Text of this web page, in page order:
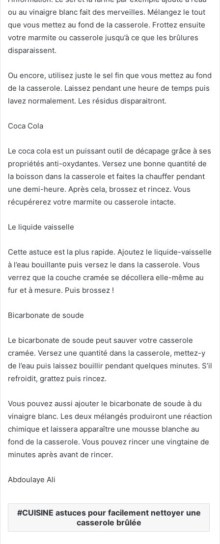
ou au vinaigre blanc fait des merveilles. Mélangez le tout
que vous mettez au fond de la casserole. Frottez ensuite
votre marmite ou casserole jusqu’à ce que les brûlures
disparaissent.
Ou encore, utilisez juste le sel fin que vous mettez au fond
de la casserole. Laissez pendant une heure de temps puis
lavez normalement. Les résidus disparaitront.
Coca Cola
Le coca cola est un puissant outil de décapage grâce à ses
propriétés anti-oxydantes. Versez une bonne quantité de
la boisson dans la casserole et faites la chauffer pendant
une demi-heure. Après cela, brossez et rincez. Vous
récupérerez votre marmite ou casserole intacte.
Le liquide vaisselle
Cette astuce est la plus rapide. Ajoutez le liquide-vaisselle
à l’eau bouillante puis versez le dans la casserole. Vous
verrez que la couche cramée se décollera elle-même au
fur et à mesure. Puis brossez !
Bicarbonate de soude
Le bicarbonate de soude peut sauver votre casserole
cramée. Versez une quantité dans la casserole, mettez-y
de l’eau puis laissez bouillir pendant quelques minutes. S’il
refroidit, grattez puis rincez.
Vous pouvez aussi ajouter le bicarbonate de soude à du
vinaigre blanc. Les deux mélangés produiront une réaction
chimique et laissera apparaître une mousse blanche au
fond de la casserole. Vous pouvez rincer une vingtaine de
minutes après avant de rincer.
Abdoulaye Ali
CUISINE astuces pour facilement nettoyer une
casserole brûlée